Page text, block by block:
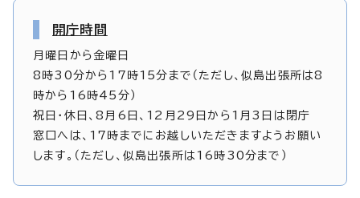
開庁時間
月曜日から金曜日
8時30分から17時15分まで（ただし、似島出張所は8
時から16時45分）
祝日・休日、8月6日、12月29日から1月3日は閉庁
窓口へは、17時までにお越しいただきますようお願い
します。（ただし、似島出張所は16時30分まで）